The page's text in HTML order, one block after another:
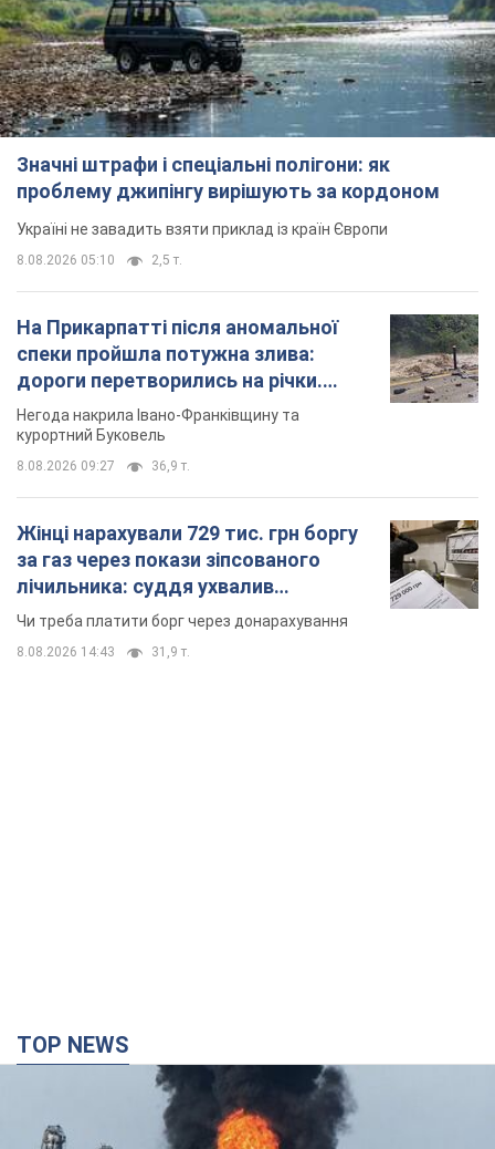
Значні штрафи і спеціальні полігони: як
проблему джипінгу вирішують за кордоном
Україні не завадить взяти приклад із країн Європи
8.08.2026 05:10 2,5 т.
На Прикарпатті після аномальної
спеки пройшла потужна злива:
дороги перетворились на річки.
Відео
Негода накрила Івано-Франківщину та
курортний Буковель
8.08.2026 09:27 36,9 т.
Жінці нарахували 729 тис. грн боргу
за газ через покази зіпсованого
лічильника: суддя ухвалив
неочікуване рішення
Чи треба платити борг через донарахування
8.08.2026 14:43 31,9 т.
TOP NEWS